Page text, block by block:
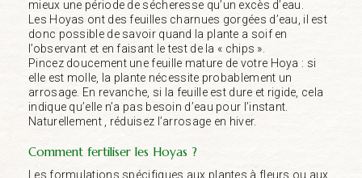
mieux une période de sécheresse qu’un excès d’eau.
Les Hoyas ont des feuilles charnues gorgées d’eau, il est
donc possible de savoir quand la plante a soif en
l’observant et en faisant le test de la « chips ».
Pincez doucement une feuille mature de votre Hoya : si
elle est molle, la plante nécessite probablement un
arrosage. En revanche, si la feuille est dure et rigide, cela
indique qu’elle n’a pas besoin d’eau pour l’instant.
Naturellement , réduisez l’arrosage en hiver.
Comment fertiliser les Hoyas ?
Les formulations spécifiques aux plantes à fleurs ou aux